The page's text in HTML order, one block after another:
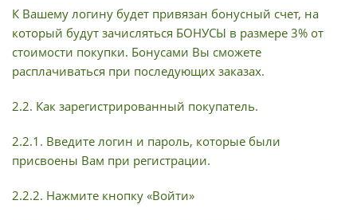
К Вашему логину будет привязан бонусный счет, на
который будут зачисляться БОНУСЫ в размере 3% от
стоимости покупки. Бонусами Вы сможете
расплачиваться при последующих заказах.
2.2. Как зарегистрированный покупатель.
2.2.1. Введите логин и пароль, которые были
присвоены Вам при регистрации.
2.2.2. Нажмите кнопку «Войти»